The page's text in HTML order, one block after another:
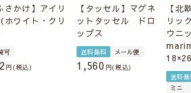
ては、カーテン・レースとも
ーテン2枚+レース2枚の4枚1
さかけ】アイリ
ホワイト・クリ
可
税込
【タッセル】マグネ
ットタッセル ドロ
ップス
送料無料 メール便
1,560 税込
【北
リッ
ウニ
送料無
ミニ